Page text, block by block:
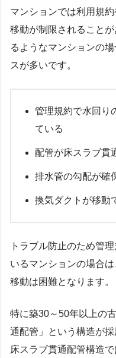
マンションでは利用規
移動が制限されること
るようなマンションの
スが多いです。
管理規約で水回り
ている
配管が床スラブ貫
排水管の勾配が確
換気ダクトが移動
トラブル防止のため管
いるマンションの場合
移動は困難となります。
特に築30～50年以上の
通配管」という構造が採
床スラブ貫通配管構造